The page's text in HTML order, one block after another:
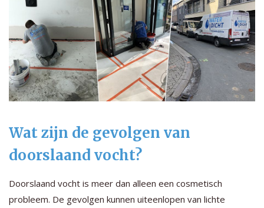
Wat zijn de gevolgen van
doorslaand vocht?
Doorslaand vocht is meer dan alleen een cosmetisch
probleem. De gevolgen kunnen uiteenlopen van lichte